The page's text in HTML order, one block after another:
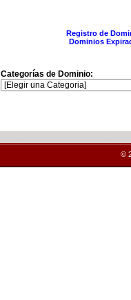
Registro de
Dominios
Categorías de Dominio:
©